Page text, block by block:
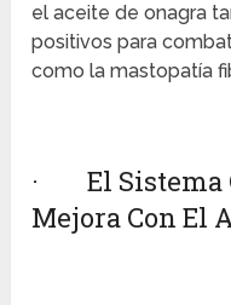
el aceite de onagra
positivos para
como la mastopatía
· El Sistema
Mejora Con El